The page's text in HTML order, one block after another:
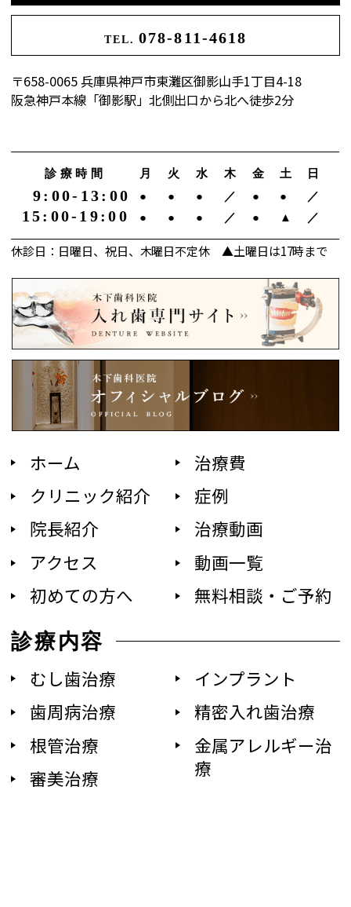
TEL. 078-811-4618
〒658-0065 兵庫県神戸市東灘区御影山手1丁目4-18
阪急神戸本線「御影駅」北側出口から北へ徒歩2分
診療時間 月 火 水 木 金 土 日
9:00-13:00 ● ● ● ／ ● ● ／
15:00-19:00 ● ● ● ／ ● ▲ ／
休診日：日曜日、祝日、木曜日不定休 ▲土曜日は17時まで
ホーム
クリニック紹介
院長紹介
アクセス
初めての方へ
治療費
症例
治療動画
動画一覧
無料相談・ご予約
診療内容
むし歯治療
歯周病治療
根管治療
審美治療
インプラント
精密入れ歯治療
金属アレルギー治
療